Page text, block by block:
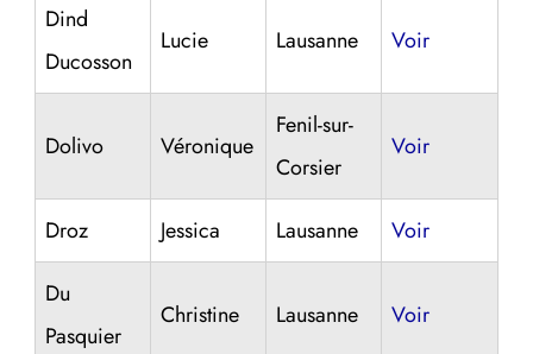
Dind
Ducosson
Lucie Lausanne Voir
Dolivo Véronique
Fenil-sur-
Corsier
Voir
Droz Jessica Lausanne Voir
Du
Pasquier
Christine Lausanne Voir